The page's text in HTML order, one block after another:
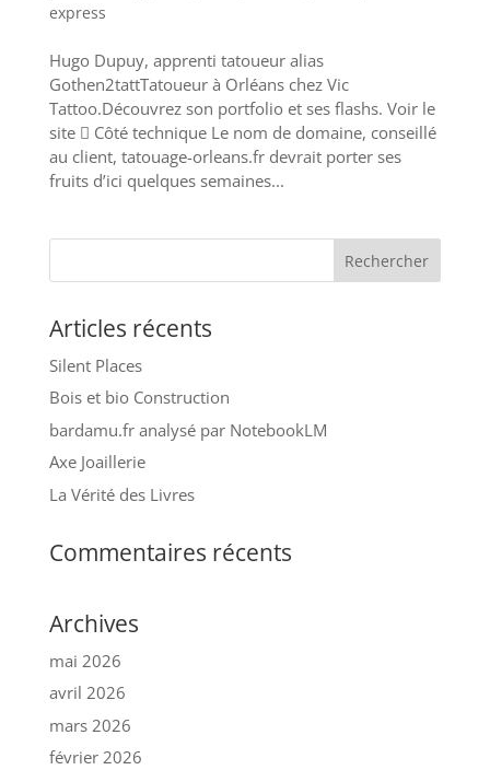
express
Hugo Dupuy, apprenti tatoueur alias
Gothen2tattTatoueur à Orléans chez Vic
Tattoo.Découvrez son portfolio et ses flashs. Voir le
site  Côté technique Le nom de domaine, conseillé
au client, tatouage-orleans.fr devrait porter ses
fruits d’ici quelques semaines...
Articles récents
Silent Places
Bois et bio Construction
bardamu.fr analysé par NotebookLM
Axe Joaillerie
La Vérité des Livres
Commentaires récents
Archives
mai 2026
avril 2026
mars 2026
février 2026